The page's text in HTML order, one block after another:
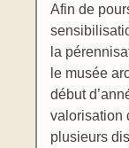
Afin de
la
le musée
début
valorisation
plusieurs